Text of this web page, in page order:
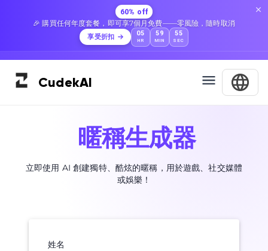
60% off
🎉 購買任何年度套餐，即可享7個月免費——零風險，隨時取消
享受折扣 05
HR
59
MIN
54
SEC
CudekAI
暱稱生成器
立即使用 AI 創建獨特、酷炫的暱稱，用於遊戲、社交媒體
或娛樂！
姓名